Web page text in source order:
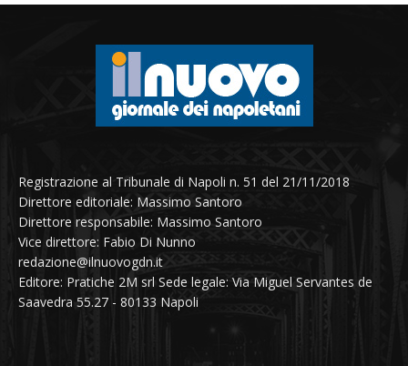
Registrazione al Tribunale di Napoli n. 51 del 21/11/2018
Direttore editoriale: Massimo Santoro
Direttore responsabile: Massimo Santoro
Vice direttore: Fabio Di Nunno
redazione@ilnuovogdn.it
Editore: Pratiche 2M srl Sede legale: Via Miguel Servantes de
Saavedra 55.27 - 80133 Napoli